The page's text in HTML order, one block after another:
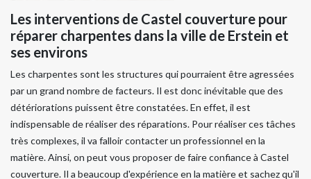
Les interventions de Castel couverture pour
réparer charpentes dans la ville de Erstein et
ses environs
Les charpentes sont les structures qui pourraient être agressées
par un grand nombre de facteurs. Il est donc inévitable que des
détériorations puissent être constatées. En effet, il est
indispensable de réaliser des réparations. Pour réaliser ces tâches
très complexes, il va falloir contacter un professionnel en la
matière. Ainsi, on peut vous proposer de faire confiance à Castel
couverture. Il a beaucoup d'expérience en la matière et sachez qu'il